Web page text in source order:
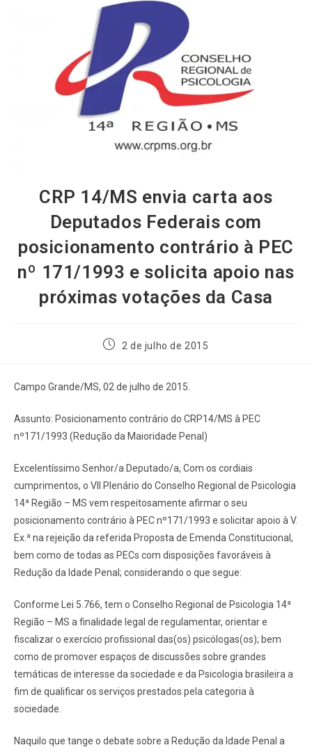
CRP 14/MS envia carta aos
Deputados Federais com
posicionamento contrário à PEC
nº 171/1993 e solicita apoio nas
próximas votações da Casa
2 de julho de 2015
Campo Grande/MS, 02 de julho de 2015.
Assunto: Posicionamento contrário do CRP14/MS à PEC
nº171/1993 (Redução da Maioridade Penal)
Excelentíssimo Senhor/a Deputado/a, Com os cordiais
cumprimentos, o VII Plenário do Conselho Regional de Psicologia
14ª Região – MS vem respeitosamente afirmar o seu
posicionamento contrário à PEC nº171/1993 e solicitar apoio à V.
Ex.ª na rejeição da referida Proposta de Emenda Constitucional,
bem como de todas as PECs com disposições favoráveis à
Redução da Idade Penal; considerando o que segue:
Conforme Lei 5.766, tem o Conselho Regional de Psicologia 14ª
Região – MS a finalidade legal de regulamentar, orientar e
fiscalizar o exercício profissional das(os) psicólogas(os); bem
como de promover espaços de discussões sobre grandes
temáticas de interesse da sociedade e da Psicologia brasileira a
fim de qualificar os serviços prestados pela categoria à
sociedade.
Naquilo que tange o debate sobre a Redução da Idade Penal a